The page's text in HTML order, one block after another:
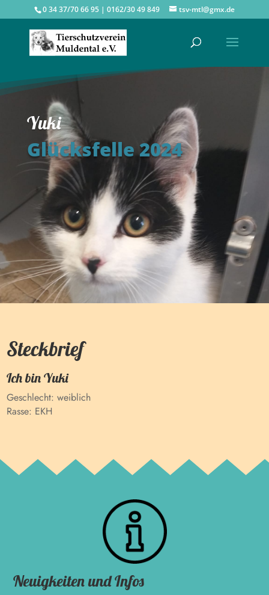
0 34 37/70 66 95 | 0162/30 49 849 tsv-mtl@gmx.de
Yuki
Glücksfelle 2024
Steckbrief
Ich binYuki
Geschlecht:weiblich
Rasse: EKH
Neuigkeiten und Infos